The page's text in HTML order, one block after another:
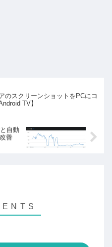
のスクリーンショットをPCにコ
TV】
自動
善